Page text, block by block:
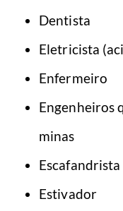
Dentista
Eletricista
Enfermeiro
Engenheiros
minas
Escafandrista
Estivador